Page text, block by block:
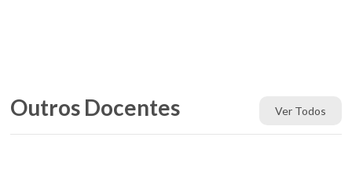
Ver Todos
Outros Docentes